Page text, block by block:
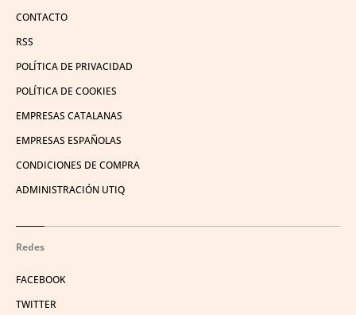
CONTACTO
RSS
POLÍTICA DE PRIVACIDAD
POLÍTICA DE COOKIES
EMPRESAS CATALANAS
EMPRESAS ESPAÑOLAS
CONDICIONES DE COMPRA
ADMINISTRACIÓN UTIQ
Redes
FACEBOOK
TWITTER